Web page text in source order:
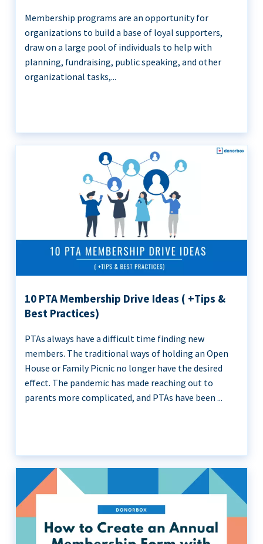
Membership programs are an opportunity for
organizations to build a base of loyal supporters,
draw on a large pool of individuals to help with
planning, fundraising, public speaking, and other
organizational tasks,...
10 PTA Membership Drive Ideas ( +Tips &
Best Practices)
PTAs always have a difficult time finding new
members. The traditional ways of holding an Open
House or Family Picnic no longer have the desired
effect. The pandemic has made reaching out to
parents more complicated, and PTAs have been ...